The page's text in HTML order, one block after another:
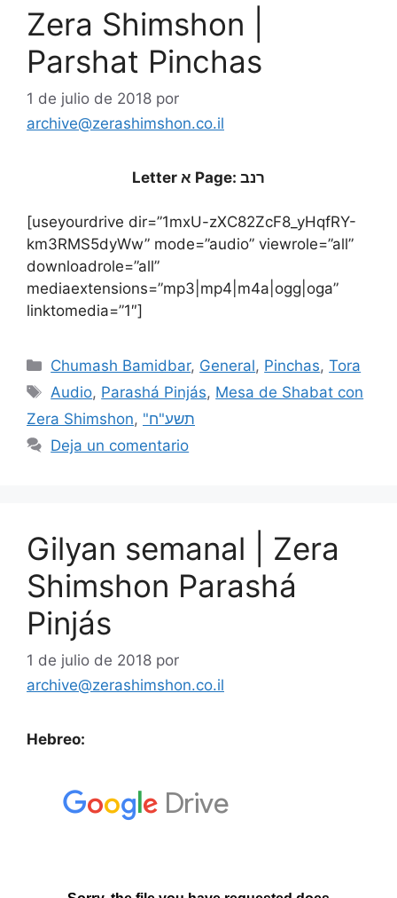
Zera Shimshon |
Parshat Pinchas
1 de julio de 2018 por
archive@zerashimshon.co.il
Letter א Page: רנב
[useyourdrive dir=”1mxU-zXC82ZcF8_yHqfRY-
km3RMS5dyWw” mode=”audio” viewrole=”all”
downloadrole=”all”
mediaextensions=”mp3|mp4|m4a|ogg|oga”
linktomedia=”1″]
Chumash Bamidbar, General, Pinchas,Tora
Audio, Parashá Pinjás, Mesa de Shabat con
Zera Shimshon,
"תשע"ח
Deja un comentario
Gilyan semanal | Zera
Shimshon Parashá
Pinjás
1 de julio de 2018 por
archive@zerashimshon.co.il
Hebreo: